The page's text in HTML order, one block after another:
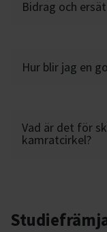
Bidrag och
Hur blir jag en
Vad är det för
kamratcirkel?